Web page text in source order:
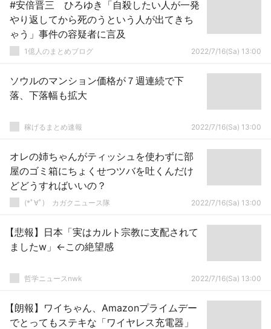
#安倍晋三 ひろゆき「自殺したい人が一発
やり返してから死のうという人が出てきち
ゃう」事件の容疑者に言及
1億人のまとめブログ 2022/7/16(Sa) 13:00
ソウルのマンション価格が７週連続で下
落、下落幅も拡大
稼げるまとめ速報 2022/7/16(Sa) 13:00
オレの姉ちゃんがティッシュを使わずに部
屋のゴミ箱にちょくせつツバを吐くんだけ
どどうすればいいの？
(*ﾟ∀ﾟ)ゞカガクニュース隊 2022/7/16(Sa) 13:00
【悲報】日本「実はカルト宗教に支配されて
ましたw」←この絶望感
哲学ニュースnwk 2022/7/16(Sa) 13:00
【朗報】ワイちゃん、Amazonプライムデー
でとってもステキな「ワイヤレス充電器」